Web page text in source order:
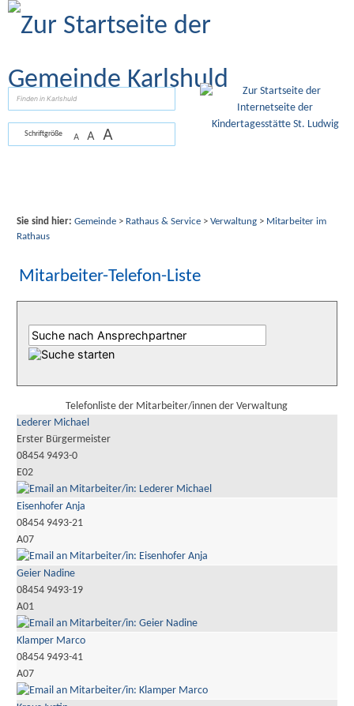
Zum Inhalt
Schriftgröße A A A
Sie sind hier: Gemeinde> Rathaus & Service> Verwaltung> Mitarbeiter im
Rathaus
Mitarbeiter-Telefon-Liste
Telefonliste der Mitarbeiter/innen der Verwaltung
Lederer Michael
Erster Bürgermeister
08454 9493-0
E02
Eisenhofer Anja
08454 9493-21
A07
Geier Nadine
08454 9493-19
A01
Klamper Marco
08454 9493-41
A07